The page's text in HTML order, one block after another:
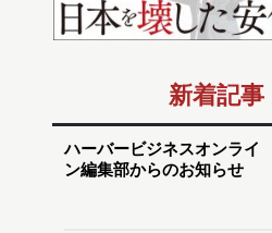
新着記事
ハーバービジネスオンライ
ン編集部からのお知らせ